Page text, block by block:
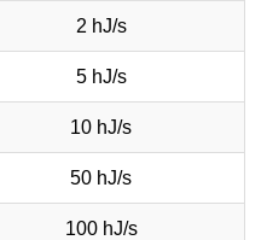
2 hJ/s
5 hJ/s
10 hJ/s
50 hJ/s
100 hJ/s